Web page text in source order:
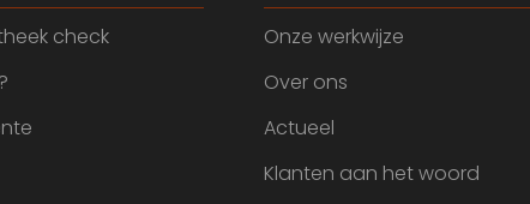
check
Onze werkwijze
Over ons
Actueel
Klanten aan het woord